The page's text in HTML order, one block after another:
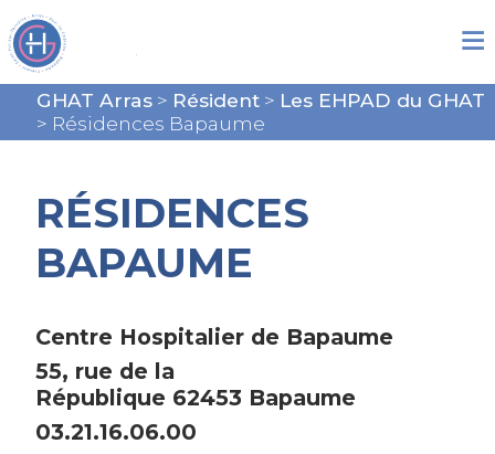
GHAT Arras> Résident> Les EHPAD du GHAT
> Résidences Bapaume
RÉSIDENCES
BAPAUME
Centre Hospitalier de Bapaume
55, rue de la
République 62453 Bapaume
03.21.16.06.00